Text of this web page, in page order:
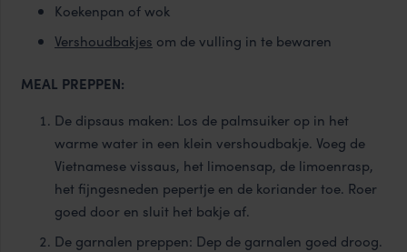
Koekenpan of wok
Vershoudbakjes om de vulling in te bewaren
MEAL PREPPEN:
De dipsaus maken: Los de palmsuiker op in het
warme water in een klein vershoudbakje. Voeg de
Vietnamese vissaus, het limoensap, de limoenrasp,
het fijngesneden pepertje en de koriander toe. Roer
goed door en sluit het bakje af.
De garnalen preppen: Dep de garnalen goed droog.